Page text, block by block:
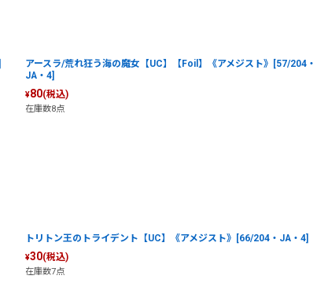
アースラ/荒れ狂う海の魔女【UC】【Foil】《アメジスト》[57/204・
JA・4]
¥80(税込)
在庫数8点
トリトン王のトライデント【UC】《アメジスト》[66/204・JA・4]
¥30(税込)
在庫数7点